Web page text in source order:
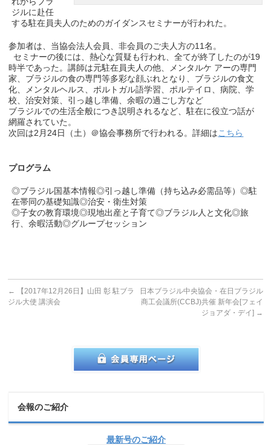
ジルに赴任
する駐在員夫人のためのガイダンスセミナーが行われた。
参加者は、当協会法人会員、非会員のご夫人方の11名。
セミナーの後には、熱心な質疑も行われ、全てが終了したのが19
時半であった。講師は元駐在員夫人の他、メンタルケ アーの専門
家、ブラジルの食の専門等多彩な顔ぶれとなり、ブラジルの食文
化、
メンタルヘルス、ポルトガル語学習、ポルテイロ、病院、学
校、治安対策、 引っ越し準備、余暇の過ごし方など
ブラジルでの生活全般につき説明されるなど、駐在に役立つ話が
網羅されていた。
次回は2月24日（土）＠協会事務所で行われる。詳細はこちら
プログラム
◎ブラジル国基本情報◎引っ越し準備（持ち込み必需品等）◎駐
在帯同の基礎知識◎治安・衛生対策
◎子女の教育環境◎現地出産と子育て◎ブラジル人と文化◎旅
行、余暇活動◎グループセッション
←
【2017年12月26日】山田 彰 駐ブラ
ジル大使 講演会
日本ブラジル中央協会・在日ブラジル
商工会議所(CCBJ)共催 新年会[フェイ
ジョアダ・デイ] →
会報のご紹介
最新号のご紹介